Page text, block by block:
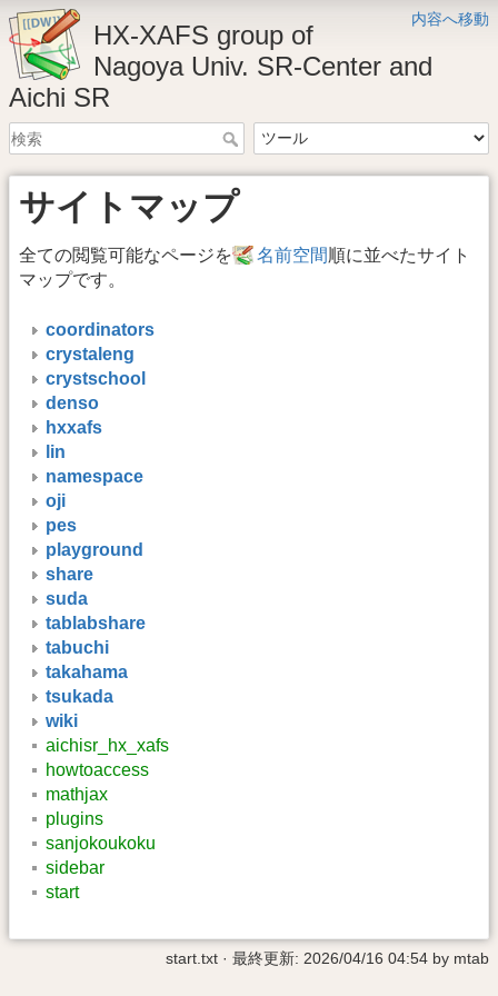
内容へ移動
HX-XAFS group of
Nagoya Univ. SR-Center and
Aichi SR
サイトマップ
全ての閲覧可能なページを 名前空間順に並べたサイト
マップです。
coordinators
crystaleng
crystschool
denso
hxxafs
lin
namespace
oji
pes
playground
share
suda
tablabshare
tabuchi
takahama
tsukada
wiki
aichisr_hx_xafs
howtoaccess
mathjax
plugins
sanjokoukoku
sidebar
start
start.txt · 最終更新: 2026/04/16 04:54 by mtab